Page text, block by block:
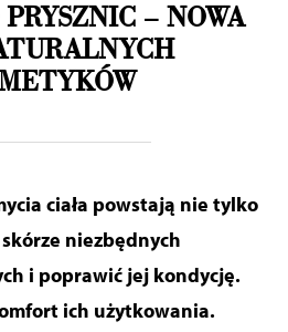
–NOWA
ciała powstają nie tylko
niezbędnych
i poprawić jej kondycję.
ich użytkowania.